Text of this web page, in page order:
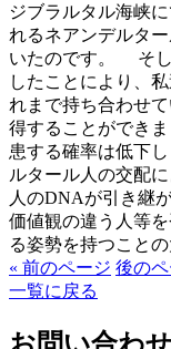
ジブラルタル海峡
れるネアンデルタ
いたのです。 そし
したことにより、
れまで持ち合わせ
得することができ
患する確率は低下
ルタール人の交配
人のDNAが引き継
価値観の違う人等
る姿勢を持つこと
« 前のページ 後の
一覧に戻る